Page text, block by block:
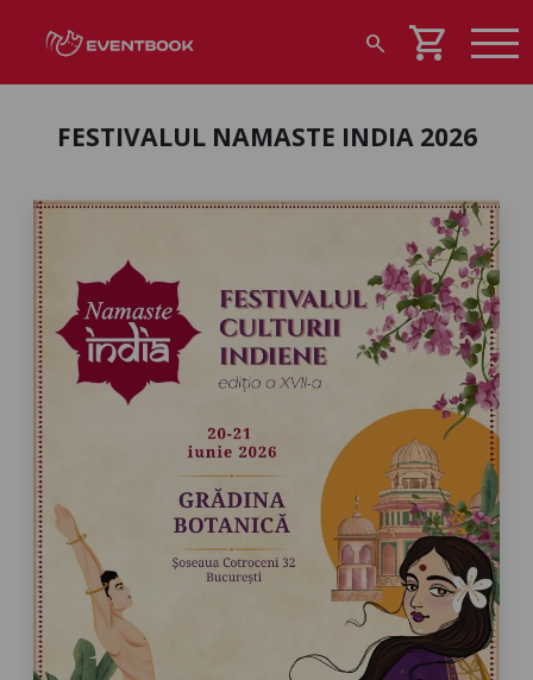
search shopping_cart
FESTIVALUL NAMASTE INDIA 2026